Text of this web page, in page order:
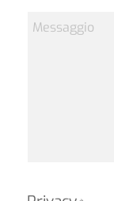
Messaggio